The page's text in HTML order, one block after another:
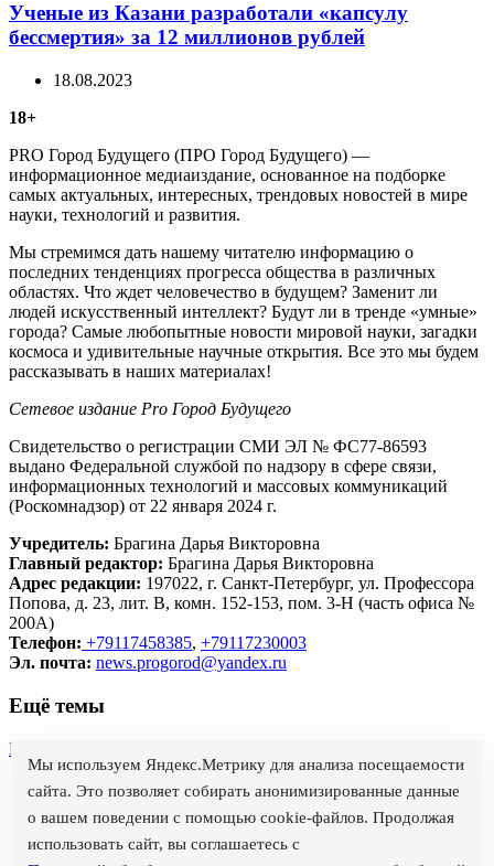
Ученые из Казани разработали «капсулу
бессмертия» за 12 миллионов рублей
18.08.2023
18+
PRO Город Будущего (ПРО Город Будущего) —
информационное медиаиздание, основанное на подборке
самых актуальных, интересных, трендовых новостей в мире
науки, технологий и развития.
Мы стремимся дать нашему читателю информацию о
последних тенденциях прогресса общества в различных
областях. Что ждет человечество в будущем? Заменит ли
людей искусственный интеллект? Будут ли в тренде «умные»
города? Самые любопытные новости мировой науки, загадки
космоса и удивительные научные открытия. Все это мы будем
рассказывать в наших материалах!
Сетевое издание Рrо Город Будущего
Свидетельство о регистрации СМИ ЭЛ № ФС77-86593
выдано Федеральной службой по надзору в сфере связи,
информационных технологий и массовых коммуникаций
(Роскомнадзор) от 22 января 2024 г.
Учредитель: Брагина Дарья Викторовна
Главный редактор: Брагина Дарья Викторовна
Адрес редакции: 197022, г. Санкт-Петербург, ул. Профессора
Попова, д. 23, лит. В, комн. 152-153, пом. 3-Н (часть офиса №
200А)
Телефон: +79117458385, +79117230003
Эл. почта: news.progorod@yandex.ru
Ещё темы
Политика
О проекте
Реклама
Политика обработки персональных данных
Мы используем Яндекс.Метрику для анализа посещаемости
сайта. Это позволяет собирать анонимизированные данные
о вашем поведении с помощью cookie-файлов. Продолжая
использовать сайт, вы соглашаетесь с